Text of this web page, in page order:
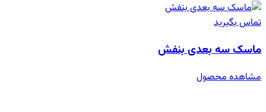
تماس بگیرید
ماسک سه بعدی بنفش
مشاهده محصول